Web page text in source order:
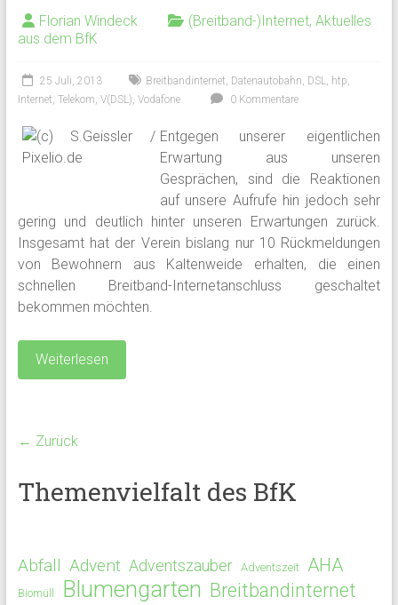
Florian Windeck (Breitband-)Internet, Aktuelles
aus dem BfK
25 Juli, 2013 Breitbandinternet, Datenautobahn, DSL, htp,
Internet, Telekom, V(DSL), Vodafone 0 Kommentare
Entgegen unserer eigentlichen
Erwartung aus unseren
Gesprächen, sind die Reaktionen
auf unsere Aufrufe hin jedoch sehr
gering und deutlich hinter unseren Erwartungen zurück.
Insgesamt hat der Verein bislang nur 10 Rückmeldungen
von Bewohnern aus Kaltenweide erhalten, die einen
schnellen Breitband-Internetanschluss geschaltet
bekommen möchten.
Weiterlesen
← Zurück
Themenvielfalt des BfK
Abfall Advent Adventszauber Adventszeit AHA
Biomüll Blumengarten Breitbandinternet